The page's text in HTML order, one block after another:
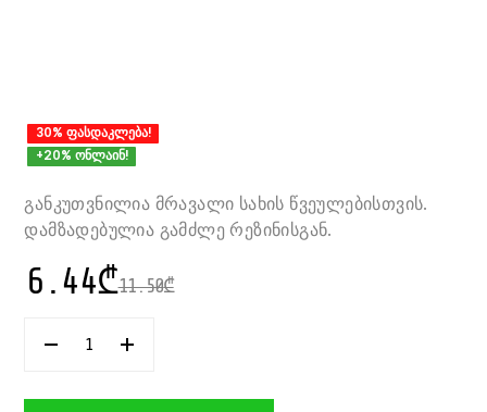
30% ფასდაკლება!
+20% ონლაინ!
განკუთვნილია მრავალი სახის წვეულებისთვის.
დამზადებულია გამძლე რეზინისგან.
11.50₾
6.44₾
ᲠᲐᲝᲓᲔᲜᲝᲑᲐ:
UNICORN